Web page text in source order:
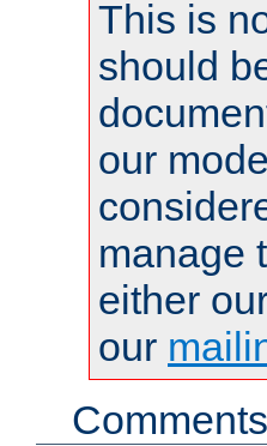
This is
should
our
manage
either
our